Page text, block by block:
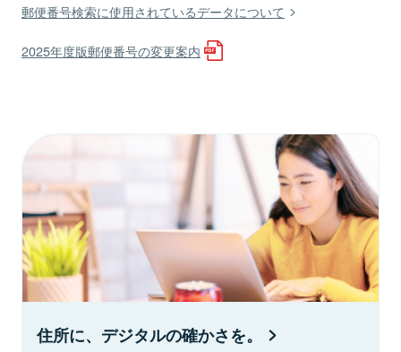
郵便番号検索に使用されているデータについて
2025年度版郵便番号の変更案内
住所に、デジタルの確かさを。